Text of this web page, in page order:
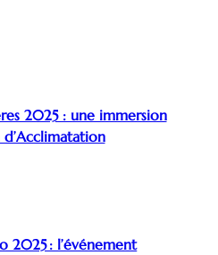
2025 : une immersion
2025 : l’événement